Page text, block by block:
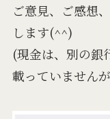
ご意見、ご感想
します(^^)
(現金は、別の銀
載っていません